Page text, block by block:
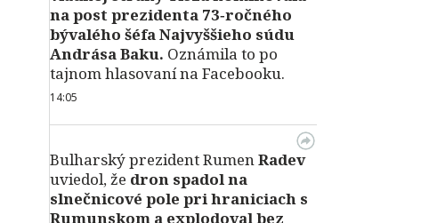
na post prezidenta 73‑ročného
bývalého šéfa Najvyššieho súdu
Andrása Baku. Oznámila to po
tajnom hlasovaní na Facebooku.
14:05
Bulharský prezident RumenRadev
uviedol, že dron spadol na
slnečnicové pole pri hraniciach s
Rumunskom a explodoval bez